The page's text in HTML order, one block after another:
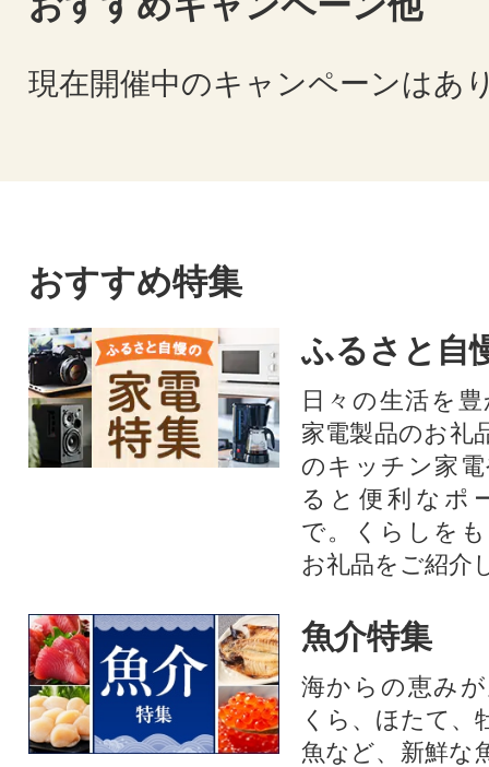
現在開催中のキャンペーンはあ
おすすめ特集
ふるさと自
日々の生活を
家電製品のお礼
のキッチン家
ると便利なポ
で。くらしを
お礼品をご紹介
魚介特集
海からの恵み
くら、ほたて、
魚など、新鮮な